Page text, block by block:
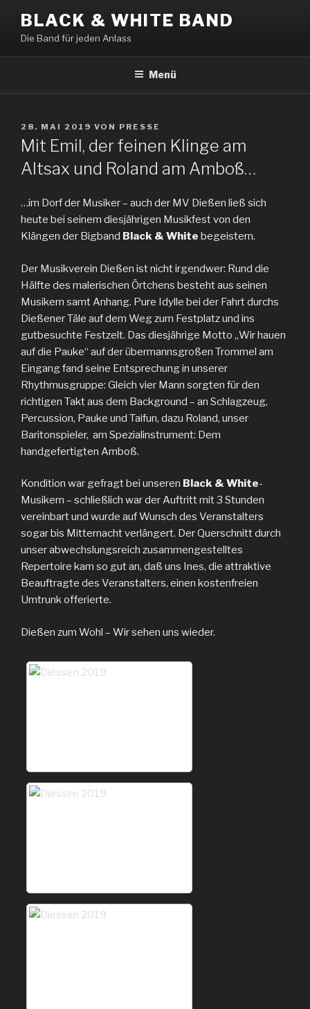
Inhalt
springen
BLACK & WHITE BAND
Die Band für jeden Anlass
Menü
VERÖFFENTLICHT
AM
28. MAI 2019 VON PRESSE
Mit Emil, der feinen Klinge am
Altsax und Roland am Amboß…
…im Dorf der Musiker – auch der MV Dießen ließ sich
heute bei seinem diesjährigen Musikfest von den
Klängen der Bigband Black & White begeistern.
Der Musikverein Dießen ist nicht irgendwer: Rund die
Hälfte des malerischen Örtchens besteht aus seinen
Musikern samt Anhang. Pure Idylle bei der Fahrt durchs
Dießener Täle auf dem Weg zum Festplatz und ins
gutbesuchte Festzelt. Das diesjährige Motto „Wir hauen
auf die Pauke“ auf der übermannsgroßen Trommel am
Eingang fand seine Entsprechung in unserer
Rhythmusgruppe: Gleich vier Mann sorgten für den
richtigen Takt aus dem Background – an Schlagzeug,
Percussion, Pauke und Taifun, dazu Roland, unser
Baritonspieler, am Spezialinstrument: Dem
handgefertigten Amboß.
Kondition war gefragt bei unseren Black & White-
Musikern – schließlich war der Auftritt mit 3 Stunden
vereinbart und wurde auf Wunsch des Veranstalters
sogar bis Mitternacht verlängert. Der Querschnitt durch
unser abwechslungsreich zusammengestelltes
Repertoire kam so gut an, daß uns Ines, die attraktive
Beauftragte des Veranstalters, einen kostenfreien
Umtrunk offerierte.
Dießen zum Wohl – Wir sehen uns wieder.